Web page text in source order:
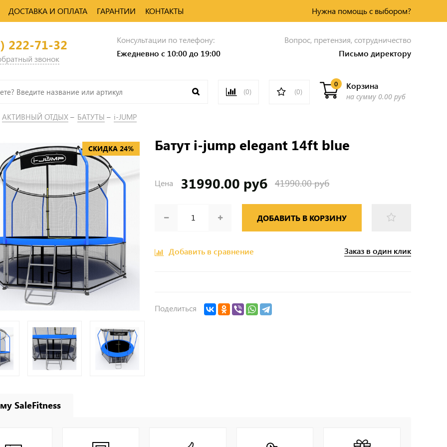
ДОСТАВКА И ОПЛАТА ГАРАНТИИ КОНТАКТЫ Нужна помощь с выбором?
222-71-32
звонок
Консультации по телефону:
Ежедневно с 10:00 до 19:00
Вопрос, претензия, сотрудничество
Письмо директору
(0) (0)
Корзина
0
на сумму 0.00 руб
АКТИВНЫЙ ОТДЫХ БАТУТЫ i-JUMP
СКИДКА 24% Батут i-jump elegant 14ft blue
Цена 31990.00 руб 41990.00 руб
ДОБАВИТЬ В КОРЗИНУ
Добавить в сравнение Заказ в один клик
Поделиться
SaleFitness